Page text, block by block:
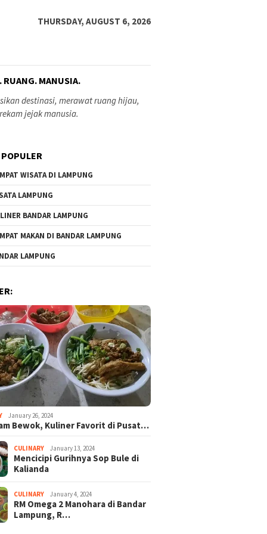
THURSDAY, AUGUST 6, 2026
RUANG. MANUSIA.
destinasi, merawat ruang hijau,
jejak manusia.
WISATA DI LAMPUNG
LAMPUNG
BANDAR LAMPUNG
MAKAN DI BANDAR LAMPUNG
LAMPUNG
January 26, 2024
Bewok, Kuliner Favorit di Pusat…
CULINARY January 13, 2024
Mencicipi Gurihnya Sop Bule di
Kalianda
CULINARY January 4, 2024
RM Omega 2 Manohara di Bandar
Lampung, R…